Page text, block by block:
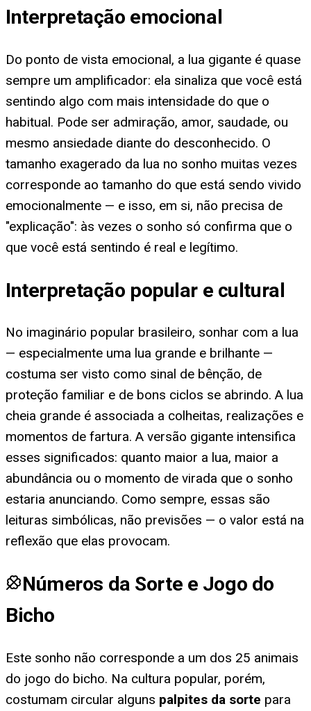
Interpretação emocional
Do ponto de vista emocional, a lua gigante é quase
sempre um amplificador: ela sinaliza que você está
sentindo algo com mais intensidade do que o
habitual. Pode ser admiração, amor, saudade, ou
mesmo ansiedade diante do desconhecido. O
tamanho exagerado da lua no sonho muitas vezes
corresponde ao tamanho do que está sendo vivido
emocionalmente — e isso, em si, não precisa de
"explicação": às vezes o sonho só confirma que o
que você está sentindo é real e legítimo.
Interpretação popular e cultural
No imaginário popular brasileiro, sonhar com a lua
— especialmente uma lua grande e brilhante —
costuma ser visto como sinal de bênção, de
proteção familiar e de bons ciclos se abrindo. A lua
cheia grande é associada a colheitas, realizações e
momentos de fartura. A versão gigante intensifica
esses significados: quanto maior a lua, maior a
abundância ou o momento de virada que o sonho
estaria anunciando. Como sempre, essas são
leituras simbólicas, não previsões — o valor está na
reflexão que elas provocam.
Números da Sorte e Jogo do
Bicho
Este sonho não corresponde a um dos 25 animais
do jogo do bicho. Na cultura popular, porém,
costumam circular alguns palpites da sorte para